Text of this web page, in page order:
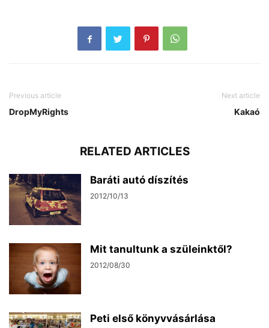
Previous article
DropMyRights
Next article
Kakaó
RELATED ARTICLES
Baráti autó díszítés
2012/10/13
Mit tanultunk a szüleinktől?
2012/08/30
Peti első könyvvásárlása